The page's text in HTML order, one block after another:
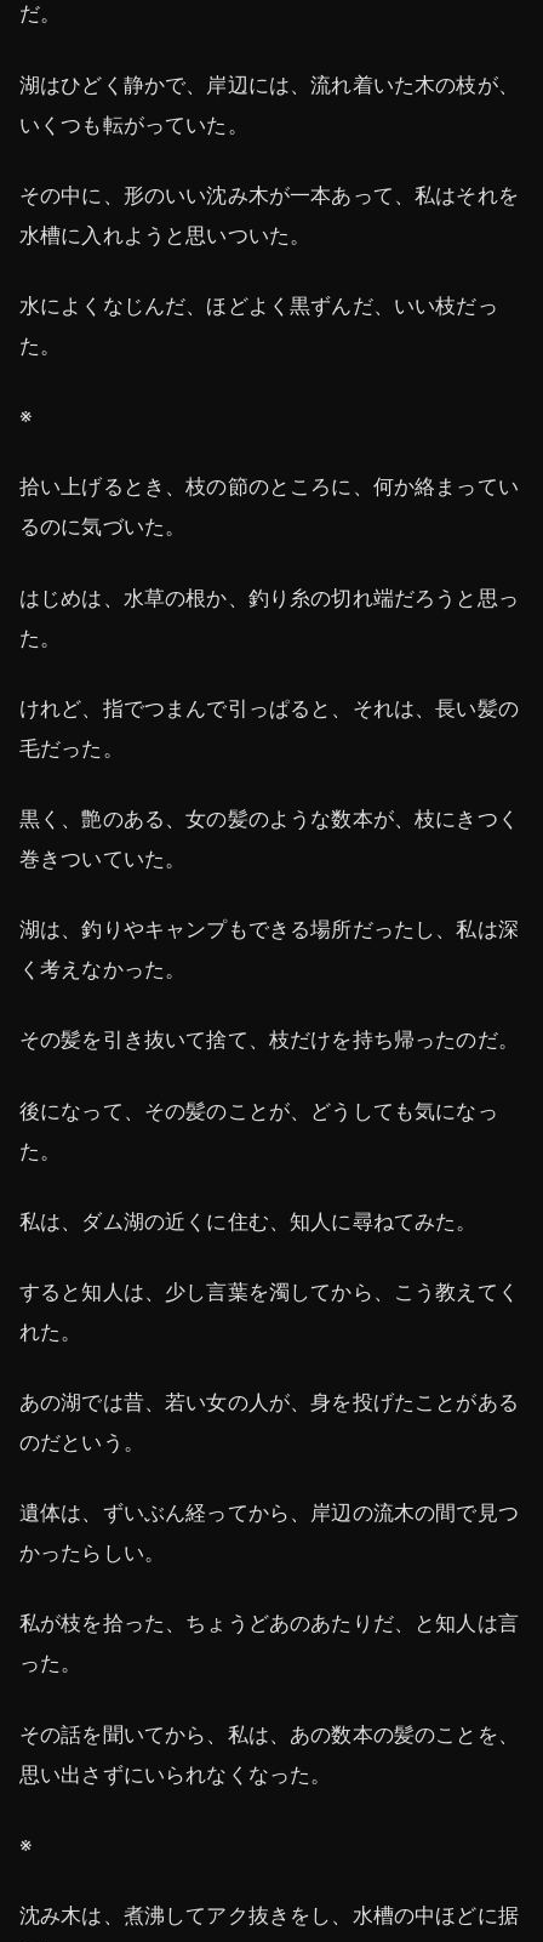
だ。
湖はひどく静かで、岸辺には、流れ着いた木の枝が、
いくつも転がっていた。
その中に、形のいい沈み木が一本あって、私はそれを
水槽に入れようと思いついた。
水によくなじんだ、ほどよく黒ずんだ、いい枝だっ
た。
※
拾い上げるとき、枝の節のところに、何か絡まってい
るのに気づいた。
はじめは、水草の根か、釣り糸の切れ端だろうと思っ
た。
けれど、指でつまんで引っぱると、それは、長い髪の
毛だった。
黒く、艶のある、女の髪のような数本が、枝にきつく
巻きついていた。
湖は、釣りやキャンプもできる場所だったし、私は深
く考えなかった。
その髪を引き抜いて捨て、枝だけを持ち帰ったのだ。
後になって、その髪のことが、どうしても気になっ
た。
私は、ダム湖の近くに住む、知人に尋ねてみた。
すると知人は、少し言葉を濁してから、こう教えてく
れた。
あの湖では昔、若い女の人が、身を投げたことがある
のだという。
遺体は、ずいぶん経ってから、岸辺の流木の間で見つ
かったらしい。
私が枝を拾った、ちょうどあのあたりだ、と知人は言
った。
その話を聞いてから、私は、あの数本の髪のことを、
思い出さずにいられなくなった。
※
沈み木は、煮沸してアク抜きをし、水槽の中ほどに据